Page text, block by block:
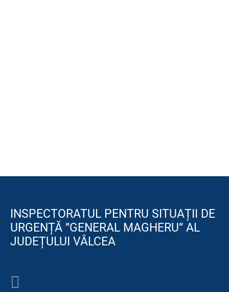
INSPECTORATUL PENTRU SITUAȚII DE
URGENȚĂ ”GENERAL MAGHERU” AL
JUDEȚULUI VÂLCEA